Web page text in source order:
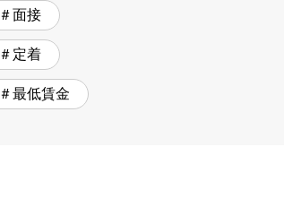
＃面接
＃定着
＃最低賃金